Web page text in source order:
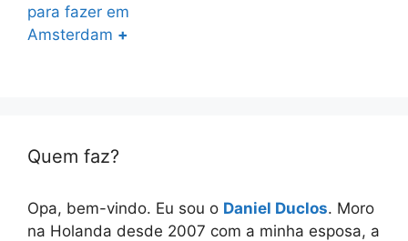
para fazer em
Amsterdam +
Quem faz?
Opa, bem-vindo. Eu sou o Daniel Duclos. Moro
na Holanda desde 2007 com a minha esposa, a